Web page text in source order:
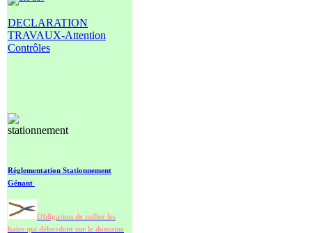
DECLARATION
TRAVAUX-Attention
Contrôles
Réglementation Stationnement
Génant
Obligation de tailler les
haies qui débordent sur le domaine